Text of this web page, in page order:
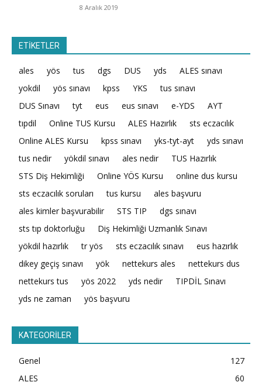
8 Aralık 2019
ETİKETLER
ales yös tus dgs DUS yds
ALES sınavı
yokdil
yös sınavı kpss YKS
tus sınavı
DUS Sınavı
tyt eus eus sınavı e-YDS
AYT
tıpdil
Online TUS Kursu ALES Hazırlık
sts eczacılık
Online ALES Kursu
kpss sınavı yks-tyt-ayt
yds sınavı
tus nedir
yökdil sınavı ales nedir
TUS Hazırlık
STS Diş Hekimliği
Online YÖS Kursu
online dus kursu
sts eczacılık soruları
tus kursu
ales başvuru
ales kimler başvurabilir
STS TIP
dgs sınavı
sts tıp doktorluğu
Diş Hekimliği Uzmanlık Sınavı
yökdil hazırlık
tr yös sts eczacılık sınavı
eus hazırlık
dikey geçiş sınavı
yök nettekurs ales
nettekurs dus
nettekurs tus
yös 2022 yds nedir
TIPDİL Sınavı
yds ne zaman
yös başvuru
KATEGORİLER
Genel
127
ALES
60